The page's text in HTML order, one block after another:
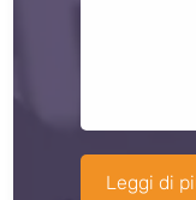
Leggi di